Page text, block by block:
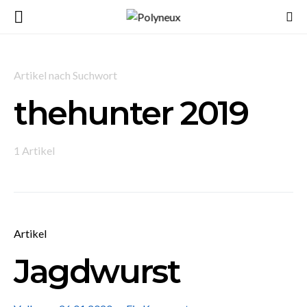
Artikel nach Suchwort
thehunter 2019
1 Artikel
Artikel
Jagdwurst